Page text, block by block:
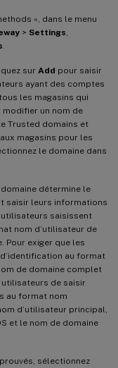
», dans le menu
> Settings
sur Add pour saisir
ayant des comptes
les magasins qui
modifier un nom de
Trusted domains et
aux magasins pour les
le domaine dans
détermine le
saisir leurs informations
utilisateurs saisissent
nom d’utilisateur de
Pour exiger que les
au format
de domaine complet
utilisateurs de saisir
au format nom
d’utilisateur principal,
et le nom de domaine
sélectionnez